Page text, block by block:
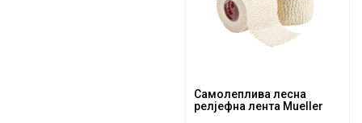
Самолеплива лесна
релјефна лента Mueller